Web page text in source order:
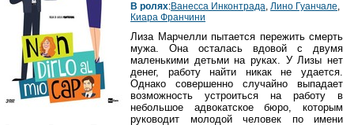
В ролях:Ванесса Инконтрада, Лино Гуанчале,
Киара Франчини
Лиза Марчелли пытается пережить смерть
мужа. Она осталась вдовой с двумя
маленькими детьми на руках. У Лизы нет
денег, работу найти никак не удается.
Однако совершенно случайно выпадает
возможность устроиться на работу в
небольшое адвокатское бюро, которым
руководит молодой человек по имени